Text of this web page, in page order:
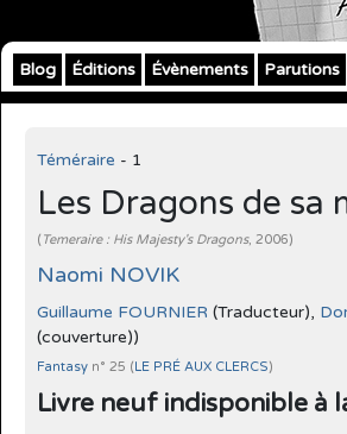
Blog Éditions Évènements Parutions
Téméraire - 1
Les Dragons de sa
( Temeraire : His Majesty's Dragons, 2006)
Naomi NOVIK
Guillaume FOURNIER (Traducteur),
(couverture))
Fantasy n° 25 (LE PRÉ AUX CLERCS)
Livre neuf indisponible à